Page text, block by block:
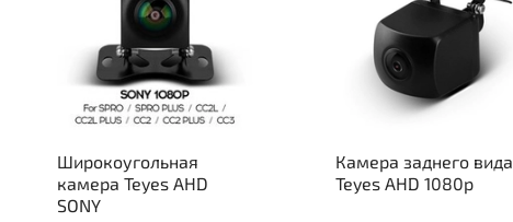
Широкоугольная
камера Teyes AHD
SONY
Камера заднего вида
Teyes AHD 1080p